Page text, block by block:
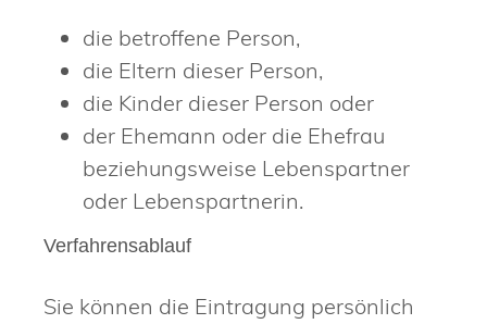
die betroffene Person,
die Eltern dieser Person,
die Kinder dieser Person oder
der Ehemann oder die Ehefrau
beziehungsweise Lebenspartner
oder Lebenspartnerin.
Verfahrensablauf
Sie können die Eintragung persönlich